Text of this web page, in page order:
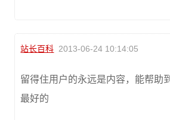
站长百科 2013-06-24 10:14:05
留得住用户的永远是内容，能帮助
最好的